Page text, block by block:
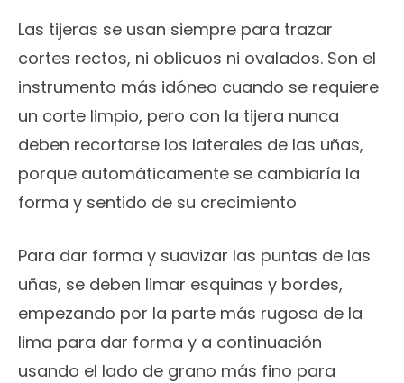
Las tijeras se usan siempre para trazar
cortes rectos, ni oblicuos ni ovalados. Son el
instrumento más idóneo cuando se requiere
un corte limpio, pero con la tijera nunca
deben recortarse los laterales de las uñas,
porque automáticamente se cambiaría la
forma y sentido de su crecimiento
Para dar forma y suavizar las puntas de las
uñas, se deben limar esquinas y bordes,
empezando por la parte más rugosa de la
lima para dar forma y a continuación
usando el lado de grano más fino para